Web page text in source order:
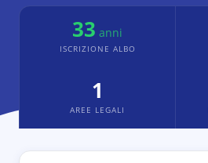
33 anni
ISCRIZIONE ALBO
1
AREE LEGALI